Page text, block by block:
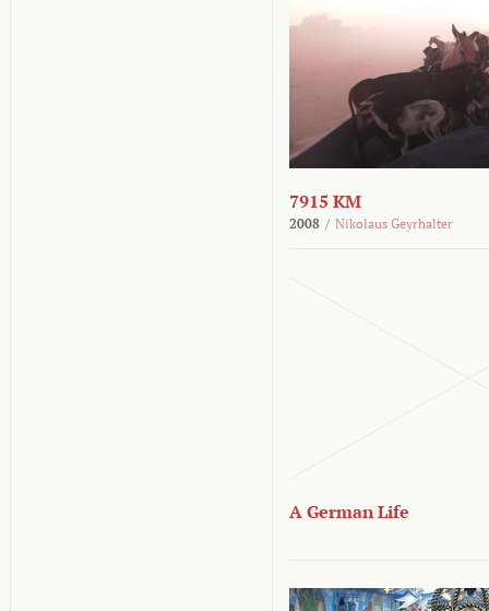
7915 KM
2008 / Nikolaus Geyrhalter
A German Life